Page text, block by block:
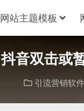
网站主题模板
抖音双击或
引流营销软件